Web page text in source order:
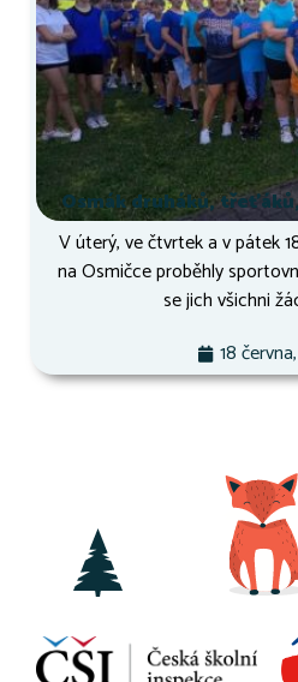
Osmák druháků,
V úterý, ve čtvrtek a v pátek
na Osmičce proběhly
se jich všichni
18